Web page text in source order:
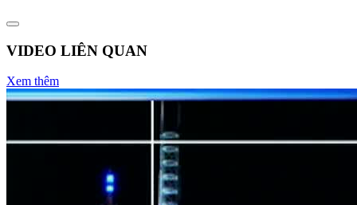
VIDEO LIÊN QUAN
Xem thêm